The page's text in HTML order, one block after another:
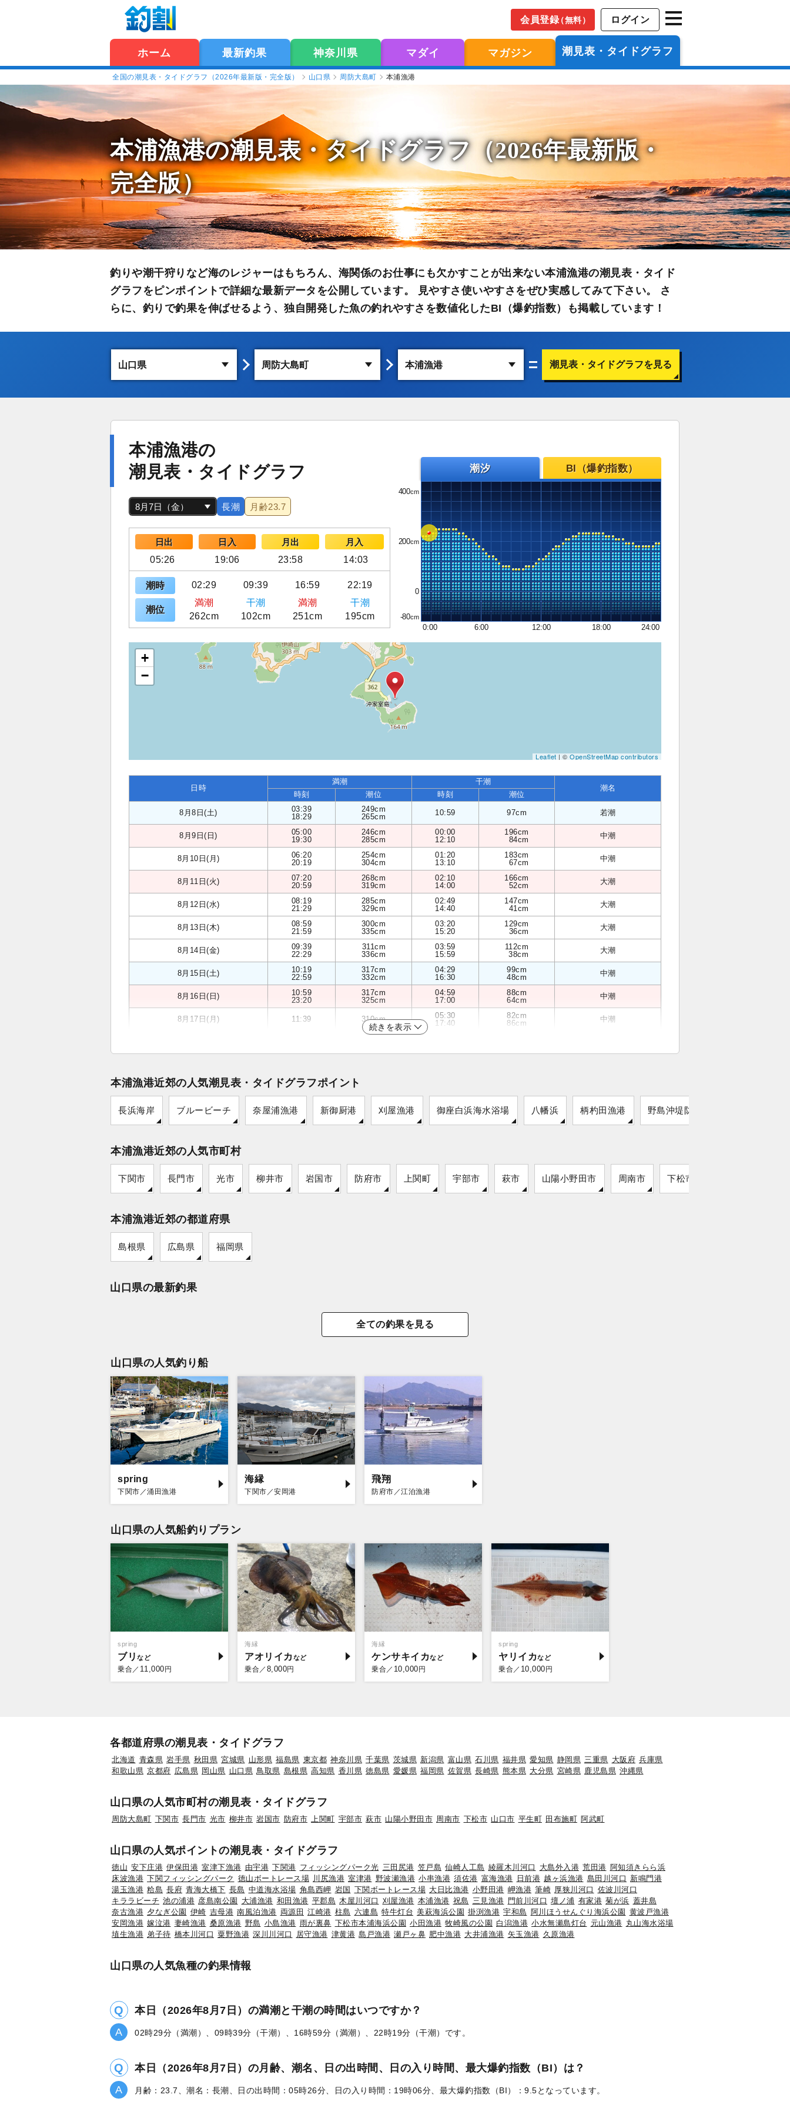
会員登録（無料） ログイン
ホーム 最新釣果 神奈川県 マダイ マガジン 潮見表・タイドグラフ
全国の潮見表・タイドグラフ（2026年最新版・完全版） 山口県 周防大島町 本浦漁港
本浦漁港の潮見表・タイドグラフ（2026年最新版・
完全版）
釣りや潮干狩りなど海のレジャーはもちろん、海関係のお仕事にも欠かすことが出来ない本浦漁港の潮見表・タイド
グラフをピンポイントで詳細な最新データを公開しています。 見やすさ使いやすさをぜひ実感してみて下さい。 さ
らに、釣りで釣果を伸ばせるよう、独自開発した魚の釣れやすさを数値化したBI（爆釣指数）も掲載しています！
潮見表・タイドグラフを見る
本浦漁港の
潮見表・タイドグラフ
長潮 月齢23.7
日出 日入 月出
月入
05:26
19:06 23:58 14:03
潮時 02:29 09:39 16:59 22:19
潮位
満潮 干潮 満潮
干潮
262cm
102cm 251cm 195cm
潮汐 BI（爆釣指数）
400
200
0
-80
0:00
6:00 12:00 18:00 24:00
+
−
Leaflet| ©OpenStreetMap contributors
日時
満潮 干潮
潮名
時刻 潮位 時刻 潮位
8月8日(土)
03:39
18:29
249cm
265cm
10:59 97cm 若潮
8月9日(日)
05:00
19:30
246cm
285cm
00:00
12:10
196cm
84cm
中潮
8月10日(月)
06:20
20:19
254cm
304cm
01:20
13:10
183cm
67cm
中潮
8月11日(火)
07:20
20:59
268cm
319cm
02:10
14:00
166cm
52cm
大潮
8月12日(水)
08:19
21:29
285cm
329cm
02:49
14:40
147cm
41cm
大潮
8月13日(木)
08:59
21:59
300cm
335cm
03:20
15:20
129cm
36cm
大潮
8月14日(金)
09:39
22:29
311cm
336cm
03:59
15:59
112cm
38cm
大潮
8月15日(土)
10:19
22:59
317cm
332cm
04:29
16:30
99cm
48cm
中潮
8月16日(日)
10:59
23:20
317cm
325cm
04:59
17:00
88cm
64cm
中潮
8月17日(月) 11:39 310cm
05:30
17:40
82cm
86cm
中潮
続きを表示
本浦漁港近郊の人気潮見表・タイドグラフポイント
長浜海岸 ブルービーチ 奈屋浦漁港 新御厨港 刈屋漁港 御座白浜海水浴場 八幡浜 柄杓田漁港 野島沖堤防
本浦漁港近郊の人気市町村
下関市 長門市 光市 柳井市 岩国市 防府市 上関町 宇部市 萩市 山陽小野田市 周南市 下松市
本浦漁港近郊の都道府県
島根県 広島県 福岡県
山口県の最新釣果
全ての釣果を見る
山口県の人気釣り船
spring
下関市／涌田漁港
海縁
下関市／安岡港
飛翔
防府市／江泊漁港
山口県の人気船釣りプラン
spring
ブリ
乗合／ 11,000円
海縁
アオリイカ
乗合／ 8,000円
海縁
ケンサキイカ
乗合／ 10,000円
spring
ヤリイカ
乗合／ 10,000円
各都道府県の潮見表・タイドグラフ
北海道 青森県 岩手県 秋田県 宮城県 山形県 福島県 東京都 神奈川県 千葉県 茨城県 新潟県 富山県 石川県 福井県 愛知県 静岡県 三重県 大阪府 兵庫県
和歌山県 京都府 広島県 岡山県 山口県 鳥取県 島根県 高知県 香川県 徳島県 愛媛県 福岡県 佐賀県 長崎県 熊本県 大分県 宮崎県 鹿児島県 沖縄県
山口県の人気市町村の潮見表・タイドグラフ
周防大島町 下関市 長門市 光市 柳井市 岩国市 防府市 上関町 宇部市 萩市 山陽小野田市 周南市 下松市 山口市 平生町 田布施町 阿武町
山口県の人気ポイントの潮見表・タイドグラフ
徳山 安下庄港 伊保田港 室津下漁港 由宇港 下関港 フィッシングパーク光 三田尻港 笠戸島 仙崎人工島 綾羅木川河口 大島外入港 荒田港 阿知須きらら浜
床波漁港 下関フィッシングパーク 徳山ボートレース場 川尻漁港 室津港 野波瀬漁港 小串漁港 須佐港 富海漁港 日前港 越ヶ浜漁港 島田川河口 新鳴門港
湯玉漁港 粭島 長府 青海大橋下 長島 中道海水浴場 角島西岬 岩国 下関ボートレース場 大日比漁港 小野田港 岬漁港 筆崎 厚狭川河口 佐波川河口
キララビーチ 池の浦港 彦島南公園 大浦漁港 和田漁港 平郡島 木屋川河口 刈屋漁港 本浦漁港 祝島 三見漁港 門前川河口 壇ノ浦 有家港 菊が浜 蓋井島
奈古漁港 夕なぎ公園 伊崎 吉母港 南風泊漁港 両源田 江崎港 柱島 六連島 特牛灯台 美萩海浜公園 掛渕漁港 宇和島 阿川ほうせんぐり海浜公園 黄波戸漁港
安岡漁港 嫁泣港 妻崎漁港 桑原漁港 野島 小島漁港 雨が裏鼻 下松市本浦海浜公園 小田漁港 牧崎風の公園 白潟漁港 小水無瀬島灯台 元山漁港 丸山海水浴場
埴生漁港 弟子待 橋本川河口 粟野漁港 深川川河口 居守漁港 津黄港 島戸漁港 瀬戸ヶ鼻 肥中漁港 大井浦漁港 矢玉漁港 久原漁港
山口県の人気魚種の釣果情報
本日（2026年8月7日）の満潮と干潮の時間はいつですか？
02時29分（満潮）、09時39分（干潮）、16時59分（満潮）、22時19分（干潮）です。
本日（2026年8月7日）の月齢、潮名、日の出時間、日の入り時間、最大爆釣指数（BI）は？
月齢：23.7、潮名：長潮、日の出時間：05時26分、日の入り時間：19時06分、最大爆釣指数（BI）：9.5となっています。